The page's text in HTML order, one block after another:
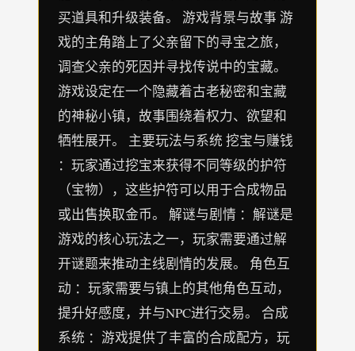
买道具和升级装备。 游戏背景与故事 游
戏的主角踏上了父亲留下的寻宝之旅，
调查父亲的死因并寻找传说中的宝藏。
游戏设定在一个隐藏着古老秘密和宝藏
的神秘小镇，故事围绕着权力、欲望和
牺牲展开。 主要玩法与系统 挖宝与赚钱
：玩家通过挖宝来获得不同等级的护符
（宝物），这些护符可以用于合成物品
或出售换取金币。 解谜与剧情 ：解谜是
游戏的核心玩法之一，玩家需要通过解
开谜题来推动主线剧情的发展。 角色互
动 ：玩家需要与镇上的其他角色互动，
提升好感度，并与NPC进行交易。 合成
系统 ：游戏提供了丰富的合成配方，玩